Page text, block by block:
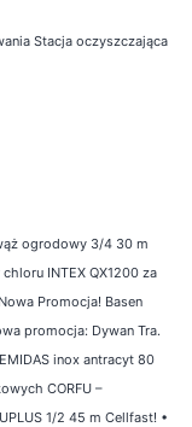
Stacja oczyszczająca
ogrodowy 3/4 30 m
INTEX QX1200 za
Nowa Promocja! Basen
promocja: Dywan Tra.
inox antracyt 80
CORFU –
1/2 45 m Cellfast! •